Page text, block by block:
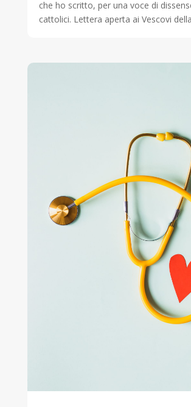
che ho scritto, per una voce di
cattolici. Lettera aperta ai Vescovi